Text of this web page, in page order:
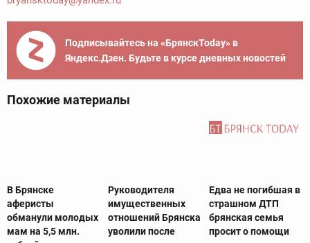
Подписывайтесь на «БрянскToday» в
Яндекс.Дзен. Будьте в курсе дневных новостей
Похожие материалы
В Брянске
аферисты
обманули молодых
мам на 5,5 млн.
Руководителя
имущественных
отношений Брянска
уволили после
Едва не погибшая в
страшном ДТП
брянская семья
просит о помощи